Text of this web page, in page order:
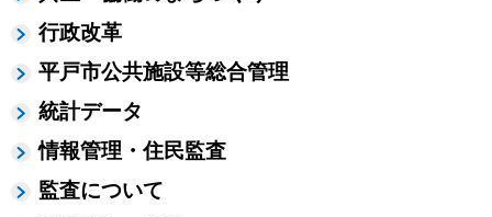
行政改革
平戸市公共施設等総合管理
統計データ
情報管理・住民監査
監査について